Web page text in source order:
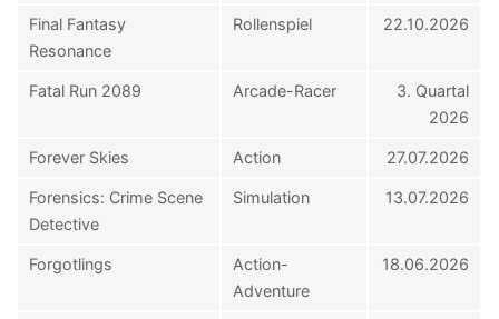
Final Fantasy
Resonance
Rollenspiel 22.10.2026
Fatal Run 2089 Arcade-Racer
3. Quartal
2026
Forever Skies Action 27.07.2026
Forensics: Crime Scene
Detective
Simulation 13.07.2026
Forgotlings
Action-
Adventure
18.06.2026